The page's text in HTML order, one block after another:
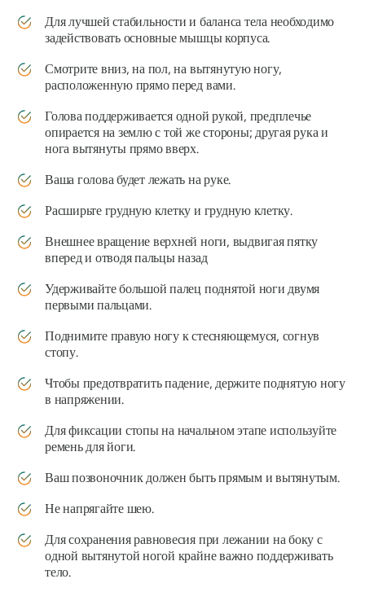
Для лучшей стабильности и баланса тела необходимо
задействовать основные мышцы корпуса.
Смотрите вниз, на пол, на вытянутую ногу,
расположенную прямо перед вами.
Голова поддерживается одной рукой, предплечье
опирается на землю с той же стороны; другая рука и
нога вытянуты прямо вверх.
Ваша голова будет лежать на руке.
Расширьте грудную клетку и грудную клетку.
Внешнее вращение верхней ноги, выдвигая пятку
вперед и отводя пальцы назад
Удерживайте большой палец поднятой ноги двумя
первыми пальцами.
Поднимите правую ногу к стесняющемуся, согнув
стопу.
Чтобы предотвратить падение, держите поднятую ногу
в напряжении.
Для фиксации стопы на начальном этапе используйте
ремень для йоги.
Ваш позвоночник должен быть прямым и вытянутым.
Не напрягайте шею.
Для сохранения равновесия при лежании на боку с
одной вытянутой ногой крайне важно поддерживать
тело.